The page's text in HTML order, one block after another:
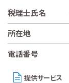
税理士氏名
所在地
電話番号
提供サービス